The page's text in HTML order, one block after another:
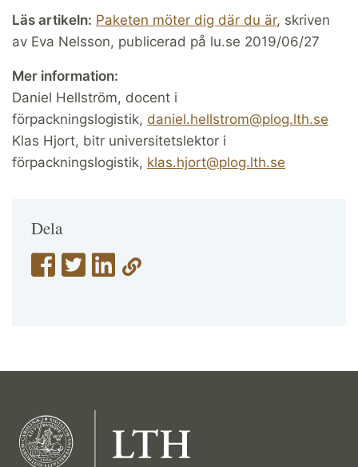
Läs artikeln: Paketen möter dig där du är, skriven
av Eva Nelsson, publicerad på lu.se 2019/06/27
Mer information:
Daniel Hellström, docent i
förpackningslogistik, daniel.hellstrom@plog.lth.se
Klas Hjort, bitr universitetslektor i
förpackningslogistik, klas.hjort@plog.lth.se
Dela